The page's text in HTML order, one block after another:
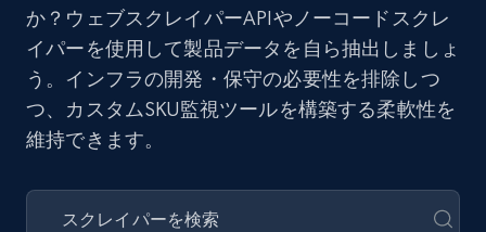
か？ウェブスクレイパーAPIやノーコードスクレ
イパーを使用して製品データを自ら抽出しましょ
う。インフラの開発・保守の必要性を排除しつ
つ、カスタムSKU監視ツールを構築する柔軟性を
維持できます。